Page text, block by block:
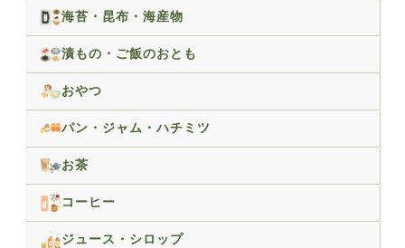
海苔・昆布・海産物
漬もの・ご飯のおとも
おやつ
パン・ジャム・ハチミツ
お茶
コーヒー
ジュース・シロップ